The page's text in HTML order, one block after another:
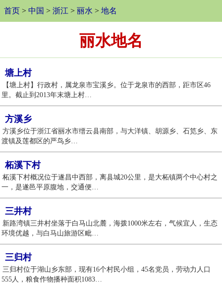
首页 > 中国 > 浙江 > 丽水 > 地名
丽水地名
塘上村
【塘上村】行政村，属龙泉市宝溪乡。位于龙泉市的西部，距市区46
里。截止到2013年末塘上村…
方溪乡
方溪乡位于浙江省丽水市缙云县南部，与大洋镇、胡源乡、石笕乡、东
渡镇及莲都区的严鸟乡…
柘溪下村
柘溪下村概况位于遂昌中西部，离县城20公里，是大柘镇两个中心村之
一，是遂邑平原腹地，交通便…
三井村
新路湾镇三井村坐落于白马山北麓，海拨1000米左右，气候宜人，生态
环境优越，与白马山旅游区毗…
三归村
三归村位于湖山乡东部，现有16个村民小组，45名党员，劳动力人口
555人，粮食作物播种面积1083…